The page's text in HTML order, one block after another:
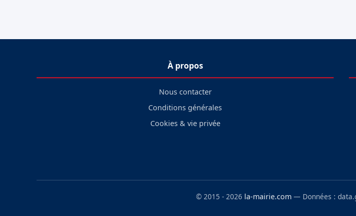
À propos
Nous contacter
Conditions générales
Cookies & vie privée
© 2015 - 2026 la-mairie.com — Données :